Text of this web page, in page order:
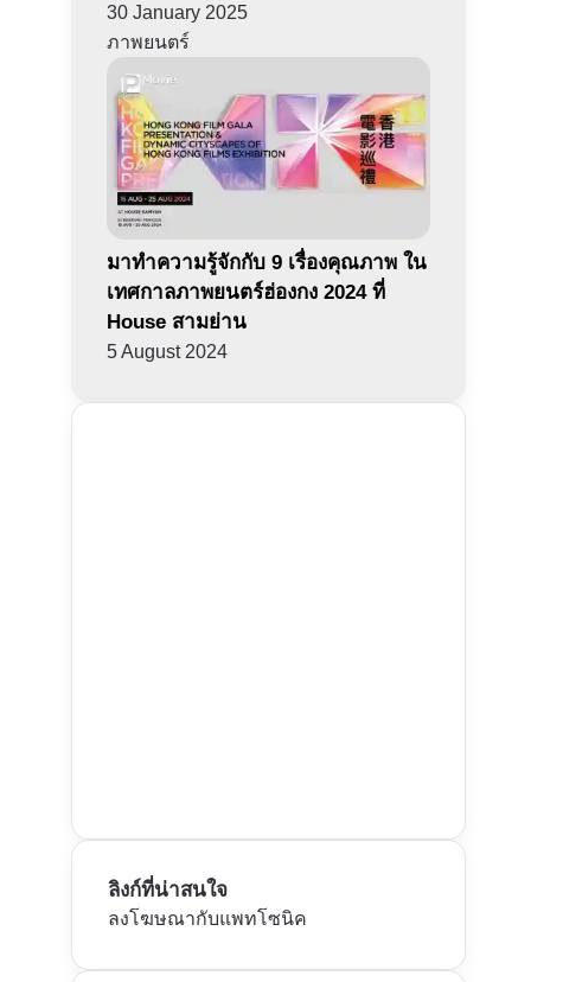
30 January 2025
ภาพยนตร์
มาทำความรู้จักกับ 9 เรื่องคุณภาพ ใน
เทศกาลภาพยนตร์ฮ่องกง 2024 ที่
House สามย่าน
5 August 2024
ลิงก์ที่น่าสนใจ
ลงโฆษณากับแพทโซนิค